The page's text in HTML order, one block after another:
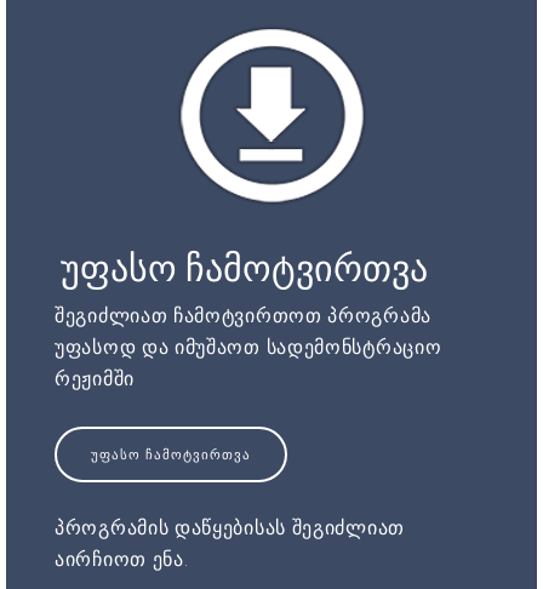
უფასო ჩამოტვირთვა
შეგიძლიათ ჩამოტვირთოთ პროგრამა
უფასოდ და იმუშაოთ სადემონსტრაციო
რეჟიმში
ᲣᲤᲐᲡᲝ ᲩᲐᲛᲝᲢᲕᲘᲠᲗᲕᲐ
პროგრამის დაწყებისას შეგიძლიათ
აირჩიოთ ენა.